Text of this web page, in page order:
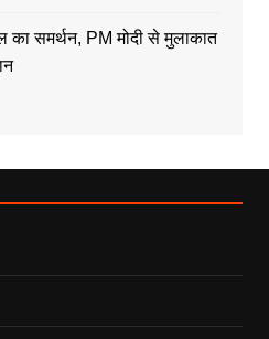
का समर्थन, PM मोदी से मुलाकात